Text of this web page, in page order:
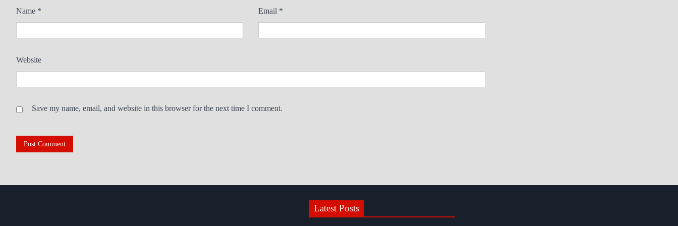
Name * Email *
Website
Save my name, email, and website in this browser for the next time I comment.
Latest Posts